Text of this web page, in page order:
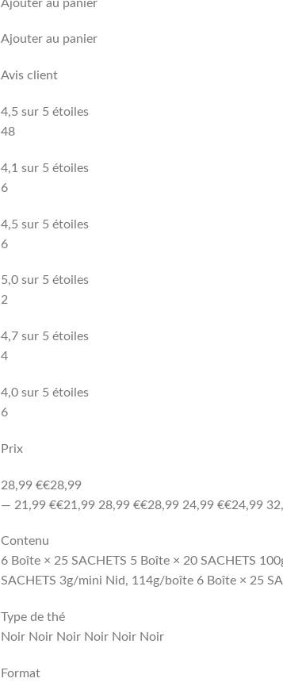
Ajouter au panier
Ajouter au panier
Avis client
4,5 sur 5 étoiles
48
4,1 sur 5 étoiles
6
4,5 sur 5 étoiles
6
5,0 sur 5 étoiles
2
4,7 sur 5 étoiles
4
4,0 sur 5 étoiles
6
Prix
28,99 €€28,99
— 21,99 €€21,99 28,99 €€28,99 24,99 €€24,99
Contenu
6 Boîte × 25 SACHETS 5 Boîte × 20 SACHETS
SACHETS 3g/mini Nid, 114g/boîte 6 Boîte × 25
Type de thé
Noir Noir Noir Noir Noir Noir
Format